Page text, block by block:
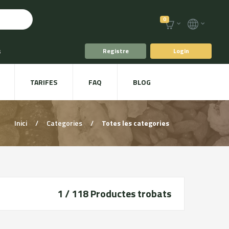
0
i Te
Plat a taula
Registre Login
TARIFES FAQ BLOG
Inici / Categories / Totes les categories
1 / 118Productes trobats